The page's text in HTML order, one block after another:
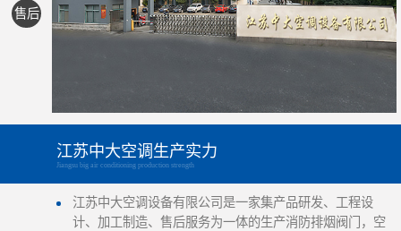
售后
江苏中大空调生产实力
Jiangsu big air conditioning production strength
江苏中大空调设备有限公司是一家集产品研发、工程设
计、加工制造、售后服务为一体的生产消防排烟阀门，空